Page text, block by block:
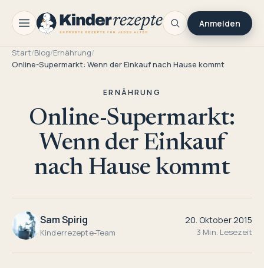
Anmelden
Start/Blog/Ernährung/
Online-Supermarkt: Wenn der Einkauf nach Hause kommt
ERNÄHRUNG
Online-Supermarkt:
Wenn der Einkauf
nach Hause kommt
Sam Spirig
Kinderrezepte-Team
20. Oktober 2015
3 Min. Lesezeit